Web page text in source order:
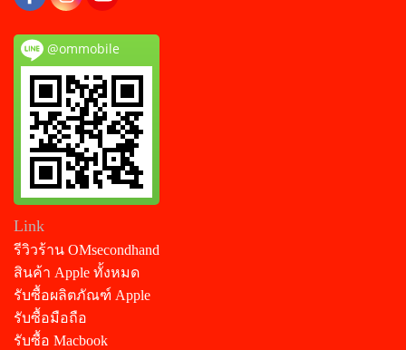
@ommobile
Link
รีวิวร้าน OMsecondhand
สินค้า Apple ทั้งหมด
รับซื้อผลิตภัณฑ์ Apple
รับซื้อมือถือ
รับซื้อ Macbook